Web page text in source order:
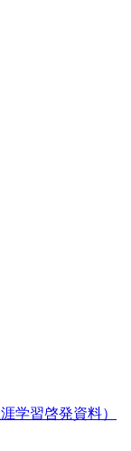
学習啓発資料）